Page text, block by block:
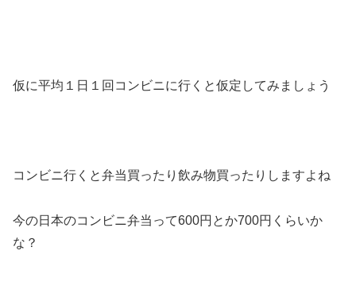
仮に平均１日１回コンビニに行くと仮定してみましょう
コンビニ行くと弁当買ったり飲み物買ったりしますよね
今の日本のコンビニ弁当って600円とか700円くらいか
な？